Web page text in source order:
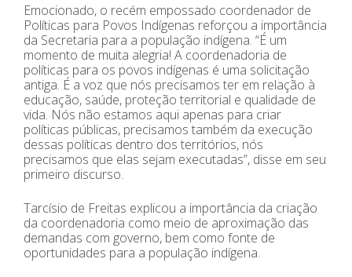
Emocionado, o recém empossado coordenador de
Políticas para Povos Indígenas reforçou a importância
da Secretaria para a população indígena. “É um
momento de muita alegria! A coordenadoria de
políticas para os povos indígenas é uma solicitação
antiga. É a voz que nós precisamos ter em relação à
educação, saúde, proteção territorial e qualidade de
vida. Nós não estamos aqui apenas para criar
políticas públicas, precisamos também da execução
dessas políticas dentro dos territórios, nós
precisamos que elas sejam executadas”, disse em seu
primeiro discurso.
Tarcísio de Freitas explicou a importância da criação
da coordenadoria como meio de aproximação das
demandas com governo, bem como fonte de
oportunidades para a população indígena.